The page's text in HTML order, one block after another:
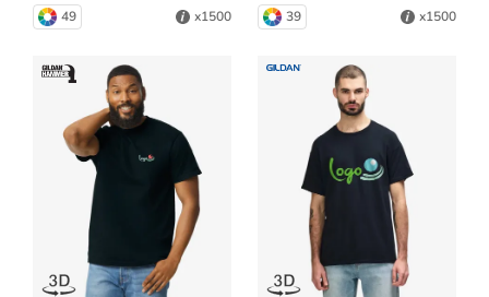
49 x1500 39 x1500